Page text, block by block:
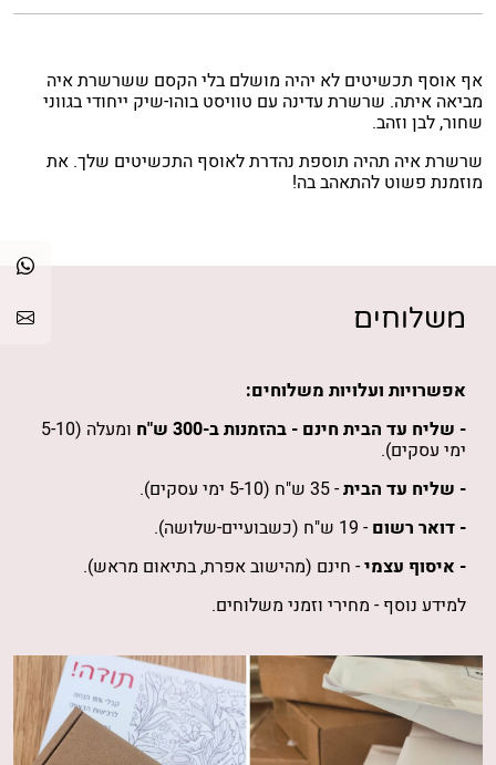
אף אוסף תכשיטים לא יהיה מושלם בלי הקסם ששרשרת איה
מביאה איתה. שרשרת עדינה עם טוויסט בוהו-שיק ייחודי בגווני
שחור, לבן וזהב.
שרשרת איה תהיה תוספת נהדרת לאוסף התכשיטים שלך. את
מוזמנת פשוט להתאהב בה!
משלוחים
אפשרויות ועלויות משלוחים:
- שליח עד הבית חינם - בהזמנותב-300 ש"ח ומעלה (5-10
ימי עסקים).
- שליח עד הבית- 35 ש"ח (5-10 ימי עסקים).
- דואר רשום- 19 ש"ח (כשבועיים-שלושה).
- איסוף עצמי- חינם (מהישוב אפרת, בתיאום מראש).
למידע נוסף - מחירי וזמני משלוחים.